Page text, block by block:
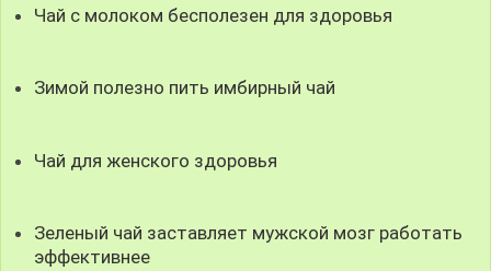
Чай с молоком бесполезен для здоровья
Зимой полезно пить имбирный чай
Чай для женского здоровья
Зеленый чай заставляет мужской мозг работать
эффективнее